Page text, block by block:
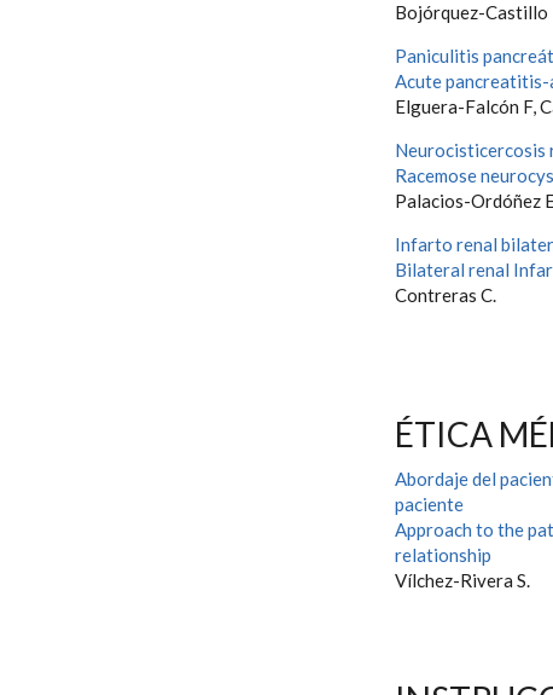
Bojórquez-Castillo
Paniculitis
Acute
Elguera-Falcón F,
Neurocisticercosis
Racemose
Palacios-Ordóñez
Infarto renal
Bilateral renal
Contreras C.
ÉTICA
Abordaje del
paciente
Approach to the
relationship
Vílchez-Rivera S.